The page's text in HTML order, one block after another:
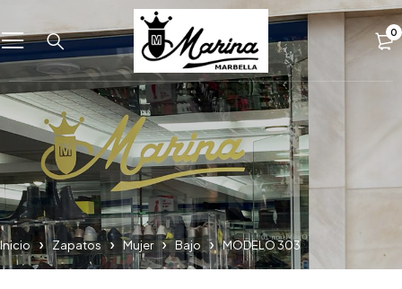
0
Inicio Zapatos Mujer Bajo MODELO 303